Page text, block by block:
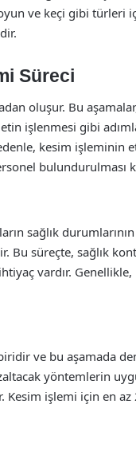
ve keçi gibi türleri
Süreci
oluşur. Bu
işlenmesi gibi
kesim işleminin
bulundurulması
sağlık
Bu süreçte, sağlık
vardır.
ve bu aşamada
yöntemlerin
Kesim işlemi için en